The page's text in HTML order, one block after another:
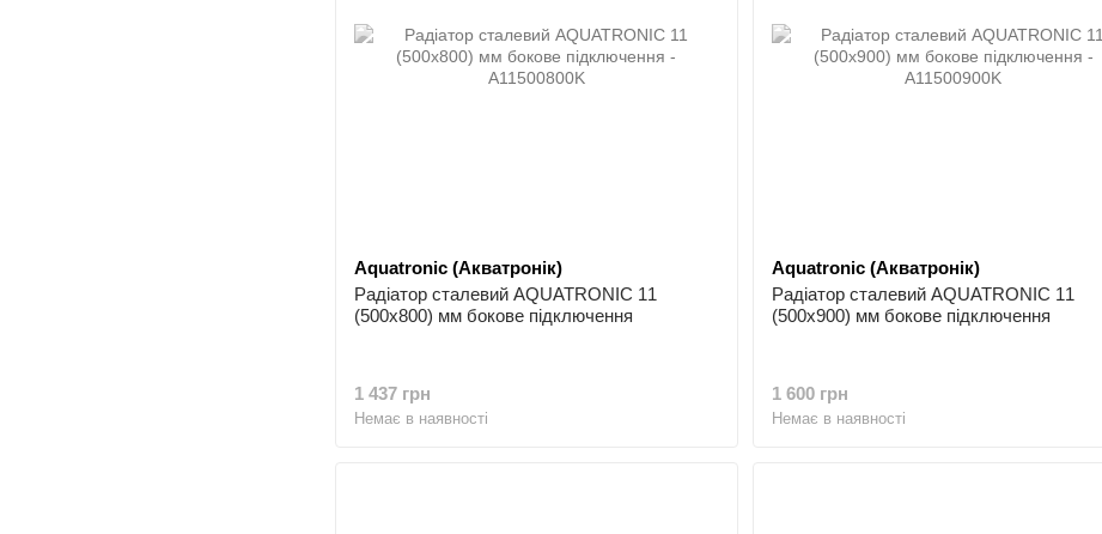
Aquatronic (Акватронік)
Радіатор сталевий AQUATRONIC 11
(500x800) мм бокове підключення
1 437 грн
Немає в наявності
Aquatronic (Акватронік)
Радіатор сталевий AQUATRONIC 11
(500x900) мм бокове підключення
1 600 грн
Немає в наявності